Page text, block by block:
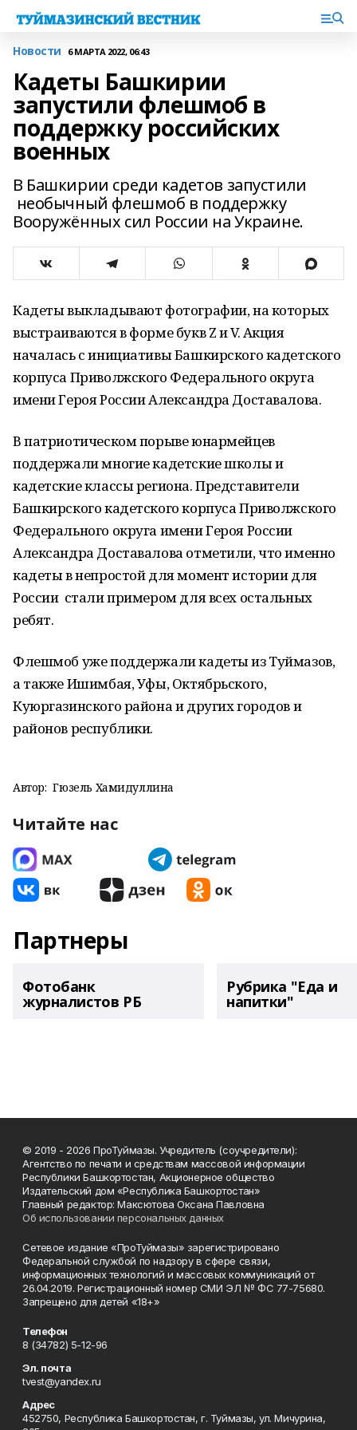
Новости 6 МАРТА 2022, 06:43
Кадеты Башкирии
запустили флешмоб в
поддержку российских
военных
В Башкирии среди кадетов запустили
необычный флешмоб в поддержку
Вооружённых сил России на Украине.
Кадеты выкладывают фотографии, на которых
выстраиваются в форме букв Z и V. Акция
началась с инициативы Башкирского кадетского
корпуса Приволжского Федерального округа
имени Героя России Александра Доставалова.
В патриотическом порыве юнармейцев
поддержали многие кадетские школы и
кадетские классы региона. Представители
Башкирского кадетского корпуса Приволжского
Федерального округа имени Героя России
Александра Доставалова отметили, что именно
кадеты в непростой для момент истории для
России стали примером для всех остальных
ребят.
Флешмоб уже поддержали кадеты из Туймазов,
а также Ишимбая, Уфы, Октябрьского,
Куюргазинского района и других городов и
районов республики.
Автор: Гюзель Хамидуллина
Читайте нас
Партнеры
Фотобанк
журналистов РБ
Рубрика "Еда и
напитки"
© 2019 - 2026 ПроТуймазы. Учредитель (соучредители):
Агентство по печати и средствам массовой информации
Республики Башкортостан, Акционерное общество
Издательский дом «Республика Башкортостан»
Главный редактор: Максютова Оксана Павловна
Об использовании персональных данных
Сетевое издание «ПроТуймазы» зарегистрировано
Федеральной службой по надзору в сфере связи,
информационных технологий и массовых коммуникаций от
26.04.2019. Регистрационный номер СМИ ЭЛ № ФС 77-75680.
Запрещено для детей «18+»
Телефон
8 (34782) 5-12-96
Эл. почта
tvest@yandex.ru
Адрес
452750, Республика Башкортостан, г. Туймазы, ул. Мичурина,